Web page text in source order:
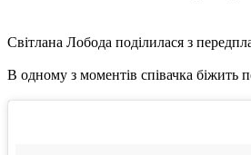
Світлана Лобода поділилася з
В одному з моментів співачка біжить